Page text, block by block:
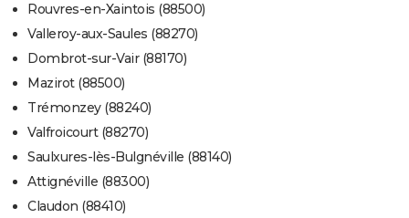
Rouvres-en-Xaintois (88500)
Valleroy-aux-Saules (88270)
Dombrot-sur-Vair (88170)
Mazirot (88500)
Trémonzey (88240)
Valfroicourt (88270)
Saulxures-lès-Bulgnéville (88140)
Attignéville (88300)
Claudon (88410)